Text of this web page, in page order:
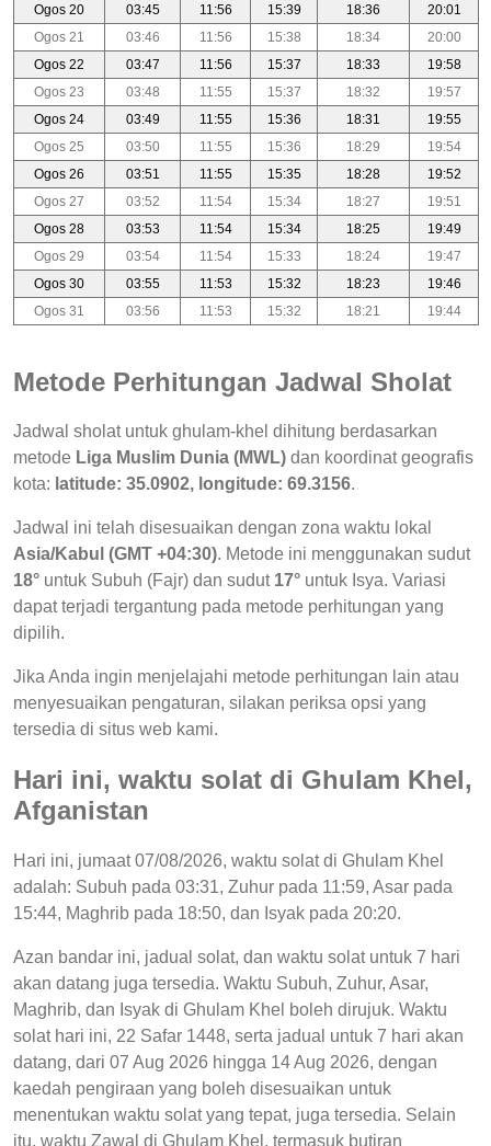
Ogos 20
03:45 11:56 15:39 18:36
20:01
Ogos 21
03:46 11:56 15:38 18:34
20:00
Ogos 22
03:47 11:56 15:37 18:33
19:58
Ogos 23
03:48 11:55 15:37 18:32
19:57
Ogos 24
03:49 11:55 15:36 18:31
19:55
Ogos 25
03:50 11:55 15:36 18:29
19:54
Ogos 26
03:51 11:55 15:35 18:28
19:52
Ogos 27
03:52 11:54 15:34 18:27
19:51
Ogos 28
03:53 11:54 15:34 18:25
19:49
Ogos 29
03:54 11:54 15:33 18:24
19:47
Ogos 30
03:55 11:53 15:32 18:23
19:46
Ogos 31
03:56 11:53 15:32 18:21 19:44
Metode Perhitungan Jadwal Sholat
Jadwal sholat untuk ghulam-khel dihitung berdasarkan
metode Liga Muslim Dunia (MWL) dan koordinat geografis
kota: latitude: 35.0902, longitude: 69.3156.
Jadwal ini telah disesuaikan dengan zona waktu lokal
Asia/Kabul (GMT +04:30). Metode ini menggunakan sudut
18° untuk Subuh (Fajr) dan sudut 17° untuk Isya. Variasi
dapat terjadi tergantung pada metode perhitungan yang
dipilih.
Jika Anda ingin menjelajahi metode perhitungan lain atau
menyesuaikan pengaturan, silakan periksa opsi yang
tersedia di situs web kami.
Hari ini, waktu solat di Ghulam Khel,
Afganistan
Hari ini, jumaat 07/08/2026, waktu solat di Ghulam Khel
adalah: Subuh pada 03:31, Zuhur pada 11:59, Asar pada
15:44, Maghrib pada 18:50, dan Isyak pada 20:20.
Azan bandar ini, jadual solat, dan waktu solat untuk 7 hari
akan datang juga tersedia. Waktu Subuh, Zuhur, Asar,
Maghrib, dan Isyak di Ghulam Khel boleh dirujuk. Waktu
solat hari ini, 22 Safar 1448, serta jadual untuk 7 hari akan
datang, dari 07 Aug 2026 hingga 14 Aug 2026, dengan
kaedah pengiraan yang boleh disesuaikan untuk
menentukan waktu solat yang tepat, juga tersedia. Selain
itu, waktu Zawal di Ghulam Khel, termasuk butiran